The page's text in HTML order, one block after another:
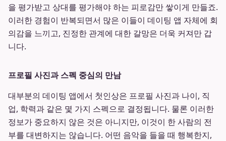
을 평가받고 상대를 평가해야 하는 피로감만 쌓이게 만들죠.
이러한 경험이 반복되면서 많은 이들이 데이팅 앱 자체에 회
의감을 느끼고, 진정한 관계에 대한 갈망은 더욱 커져만 갑
니다.
프로필 사진과 스펙 중심의 만남
대부분의 데이팅 앱에서 첫인상은 프로필 사진과 나이, 직
업, 학력과 같은 몇 가지 스펙으로 결정됩니다. 물론 이러한
정보가 중요하지 않은 것은 아니지만, 이것이 한 사람의 전
부를 대변하지는 않습니다. 어떤 음악을 들을 때 행복한지,